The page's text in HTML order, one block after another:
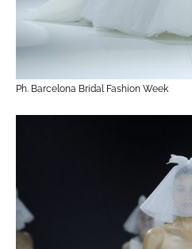
Ph. Barcelona Bridal Fashion Week